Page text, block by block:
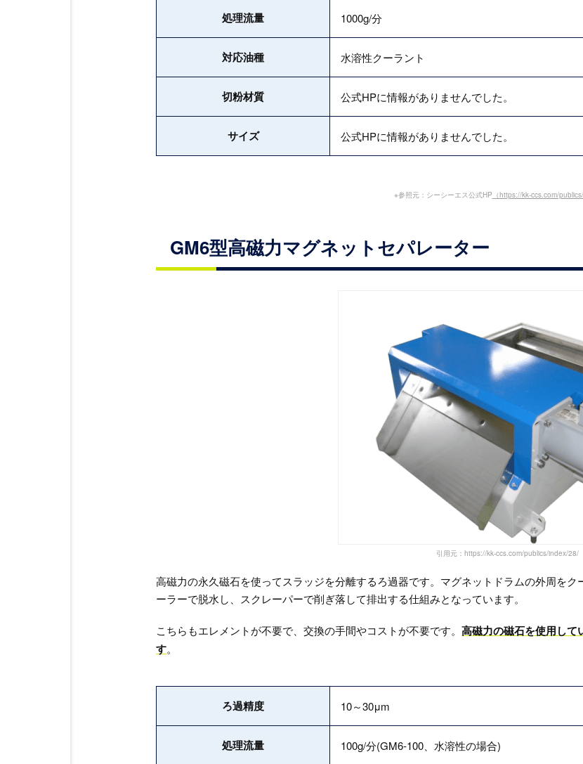
処理流量 1000g/分
対応油種 水溶性クーラント
切粉材質 公式HPに情報がありませんでした。
サイズ 公式HPに情報がありませんでした。
※参照元：シーシーエス公式HP （https://kk-ccs.com/
GM6型高磁力マグネットセパレーター
引用元：https://kk-ccs.com/publics/index/28/
高磁力の永久磁石を使ってスラッジを分離するろ過器です。マグネットドラムの外周を
ーラーで脱水し、スクレーパーで削ぎ落して排出する仕組みとなっています。
こちらもエレメントが不要で、交換の手間やコストが不要です。 高磁力の磁石を使用して
す。
ろ過精度 10～30μm
処理流量 100g/分(GM6-100、水溶性の場合)